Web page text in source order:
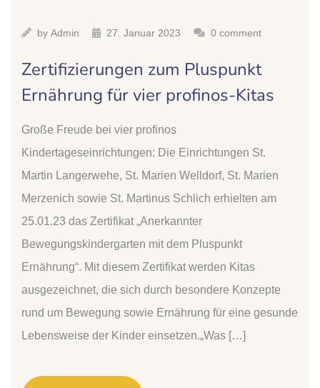
by Admin 27. Januar 2023 0 comment
Zertifizierungen zum Pluspunkt
Ernährung für vier profinos-Kitas
Große Freude bei vier profinos
Kindertageseinrichtungen: Die Einrichtungen St.
Martin Langerwehe, St. Marien Welldorf, St. Marien
Merzenich sowie St. Martinus Schlich erhielten am
25.01.23 das Zertifikat „Anerkannter
Bewegungskindergarten mit dem Pluspunkt
Ernährung“. Mit diesem Zertifikat werden Kitas
ausgezeichnet, die sich durch besondere Konzepte
rund um Bewegung sowie Ernährung für eine gesunde
Lebensweise der Kinder einsetzen.„Was […]